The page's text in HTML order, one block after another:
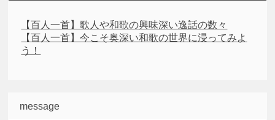
【百人一首】歌人や和歌の興味深い逸話の数々
【百人一首】今こそ奥深い和歌の世界に浸ってみよ
う！
message